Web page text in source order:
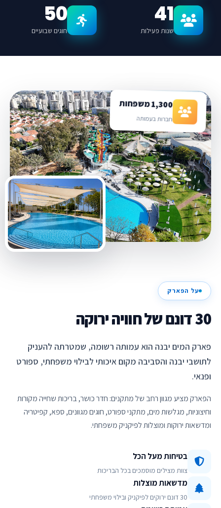
41
שנות פעילות
50
חוגים שבועיים
1,300 משפחות
חברות בעמותה
על הפארק
30 דונם של חוויה ירוקה
פארק המים יבנה הוא עמותה רשומה, שמטרתה להעניק
לתושבי יבנה והסביבה מקום איכותי לבילוי משפחתי, ספורט
ופנאי.
הפארק מציע מגוון רחב של מתקנים: חדר כושר, בריכות שחייה מקורות
וחיצוניות, מגלשות מים, מתקני ספורט, חוגים מגוונים, ספא, קפיטריה
ומדשאות ירוקות ומוצלות לפיקניק משפחתי.
בטיחות מעל הכל
צוות מצילים מוסמכים בכל הבריכות
מדשאות מוצלות
30 דונם ירוקים לפיקניק ובילוי משפחתי